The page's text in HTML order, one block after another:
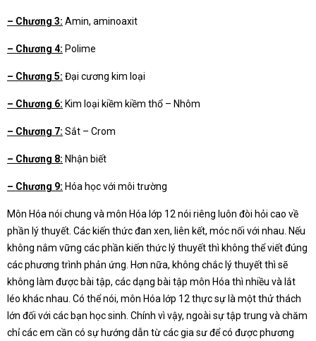
– Chương 3: Amin, aminoaxit
– Chương 4: Polime
– Chương 5: Đại cương kim loại
– Chương 6: Kim loại kiềm kiềm thổ – Nhôm
– Chương 7: Sắt – Crom
– Chương 8: Nhận biết
– Chương 9: Hóa học với môi trường
Môn Hóa nói chung và môn Hóa lớp 12 nói riêng luôn đòi hỏi cao về
phần lý thuyết. Các kiến thức đan xen, liên kết, móc nối với nhau. Nếu
không nắm vững các phần kiến thức lý thuyết thì không thể viết đúng
các phương trình phản ứng. Hơn nữa, không chắc lý thuyết thì sẽ
không làm được bài tập, các dạng bài tập môn Hóa thì nhiều và lắt
léo khác nhau. Có thể nói, môn Hóa lớp 12 thực sự là một thử thách
lớn đối với các bạn học sinh. Chính vì vậy, ngoài sự tập trung và chăm
chỉ các em cần có sự hướng dẫn từ các gia sư để có được phương